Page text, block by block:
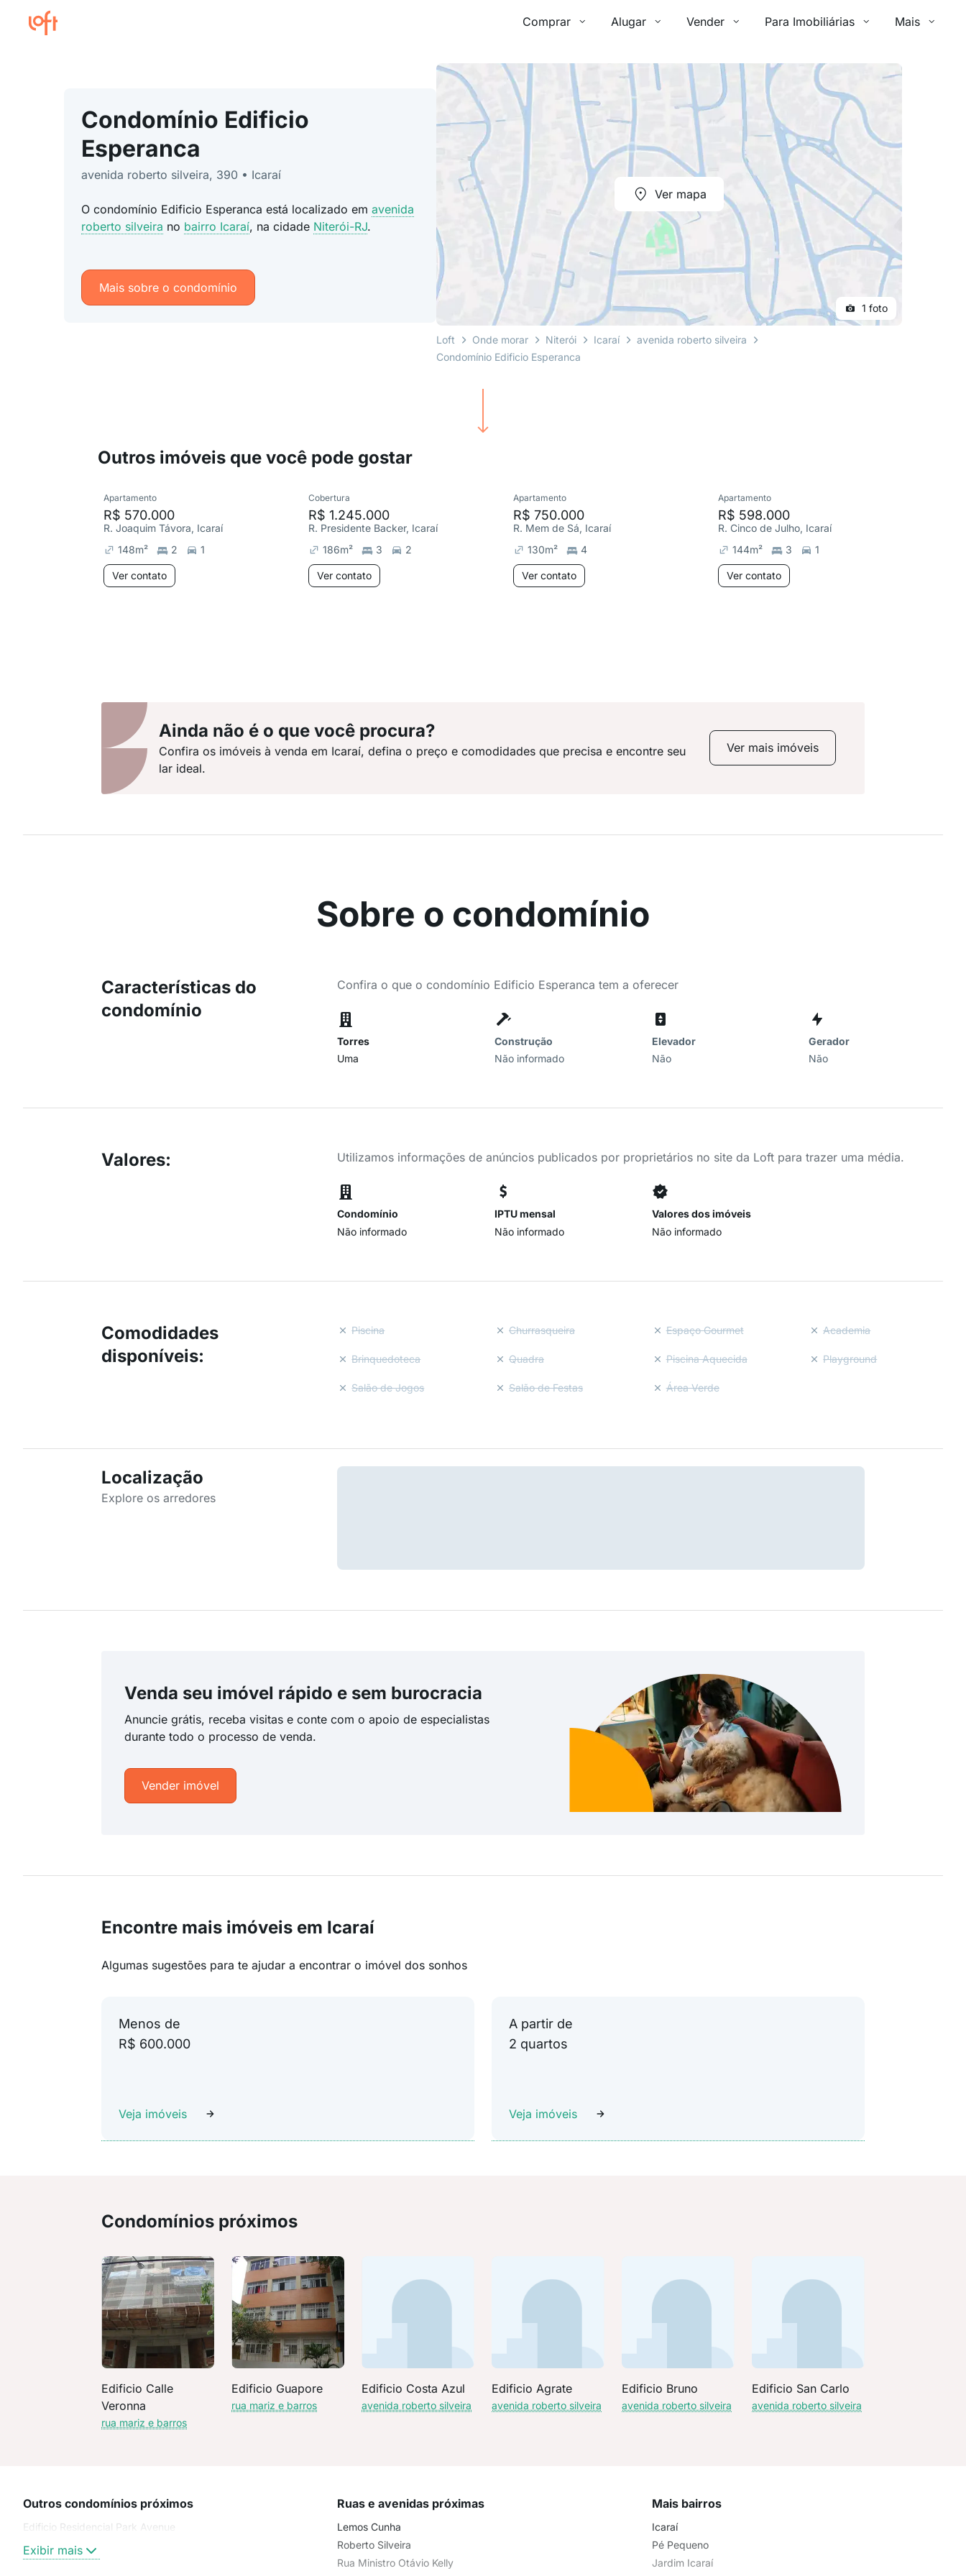
Comprar Alugar Vender Para Imobiliárias Mais
Condomínio Edificio
Esperanca
avenida roberto silveira, 390 • Icaraí
O condomínio Edificio Esperanca está localizado em avenida
roberto silveira no bairro Icaraí, na cidade Niterói-RJ.
Mais sobre o condomínio
Ver mapa
1 foto
Loft Onde morar Niterói Icaraí
avenida roberto silveira
Condomínio Edificio Esperanca
Outros imóveis que você pode gostar
Apartamento
R$ 570.000
R. Joaquim Távora, Icaraí
148m² 2 1
Ver contato
Cobertura
R$ 1.245.000
R. Presidente Backer, Icaraí
186m² 3 2
Ver contato
Apartamento
R$ 750.000
R. Mem de Sá, Icaraí
130m² 4
Ver contato
Apartamento
R$ 598.000
R. Cinco de Julho, Icaraí
144m² 3 1
Ver contato
Ainda não é o que você procura?
Confira os imóveis à venda em Icaraí, defina o preço e comodidades que precisa e encontre seu
lar ideal.
Ver mais imóveis
Sobre o condomínio
Características do
condomínio
Confira o que o condomínio Edificio Esperanca tem a oferecer
Torres
Uma
Construção
Não informado
Elevador
Não
Gerador
Não
Valores: Utilizamos informações de anúncios publicados por proprietários no site da Loft para trazer uma média.
Condomínio
Não informado
IPTU mensal
Não informado
Valores dos imóveis
Não informado
Comodidades
disponíveis:
Piscina Churrasqueira Espaço Gourmet Academia
Brinquedoteca Quadra Piscina Aquecida Playground
Salão de Jogos Salão de Festas Área Verde
Localização
Explore os arredores
Venda seu imóvel rápido e sem burocracia
Anuncie grátis, receba visitas e conte com o apoio de especialistas
durante todo o processo de venda.
Vender imóvel
Encontre mais imóveis em Icaraí
Algumas sugestões para te ajudar a encontrar o imóvel dos sonhos
Menos de
R$ 600.000
Veja imóveis
A partir de
2 quartos
Veja imóveis
Condomínios próximos
Edificio Calle
Veronna
rua mariz e barros
Edificio Guapore
rua mariz e barros
Edificio Costa Azul
avenida roberto silveira
Edificio Agrate
avenida roberto silveira
Edificio Bruno
avenida roberto silveira
Edificio San Carlo
avenida roberto silveira
Outros condomínios próximos
Edificio Residencial Park Avenue
Exibir mais
Ruas e avenidas próximas
Lemos Cunha
Roberto Silveira
Rua Ministro Otávio Kelly
Mais bairros
Icaraí
Pé Pequeno
Jardim Icaraí